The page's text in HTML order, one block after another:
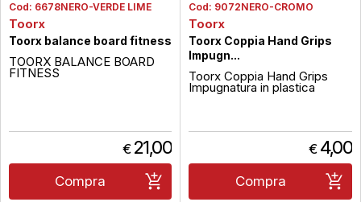
Cod: 6678NERO-VERDE LIME
Toorx
Toorx balance board fitness
TOORX BALANCE BOARD
FITNESS
€ 21,00
Compra
Cod: 9072NERO-CROMO
Toorx
Toorx Coppia Hand Grips
Impugn...
Toorx Coppia Hand Grips
Impugnatura in plastica
€ 4,00
Compra